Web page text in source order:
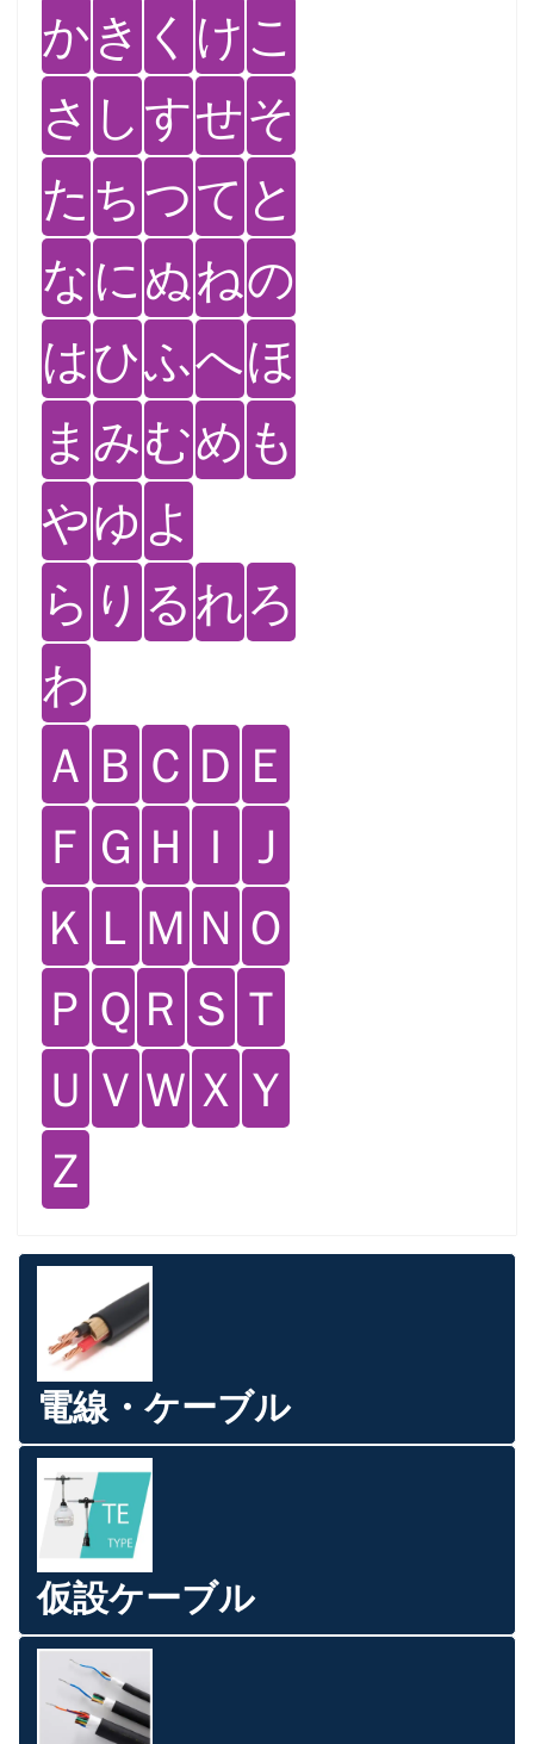
かき く けこ
さ しすせそ
た ちつて と
なにぬねの
はひふへほ
ま みむめ も
やゆ よ
ら り るれろ
わ
Ａ Ｂ Ｃ Ｄ Ｅ
Ｆ Ｇ Ｈ Ｉ Ｊ
Ｋ Ｌ Ｍ Ｎ Ｏ
Ｐ Ｑ Ｒ Ｓ Ｔ
Ｕ Ｖ Ｗ Ｘ Ｙ
Ｚ
電線・ケーブル
仮設ケーブル